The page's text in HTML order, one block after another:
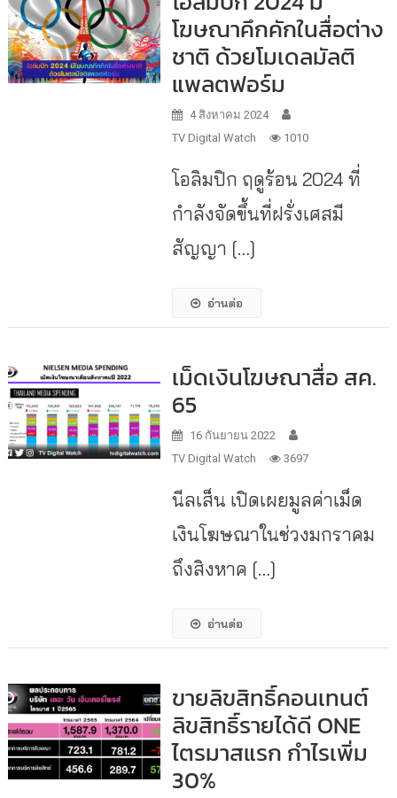
โฆษณาคึกคักในสื่อต่าง
ชาติ ด้วยโมเดลมัลติ
แพลตฟอร์ม
4 สิงหาคม 2024
TV Digital Watch
1010
โอลิมปิก ฤดูร้อน 2024 ที่
กำลังจัดขึ้นที่ฝรั่งเศสมี
สัญญา […]
อ่านต่อ
เม็ดเงินโฆษณาสื่อ สค.
65
16 กันยายน 2022
TV Digital Watch
3697
นีลเส็น เปิดเผยมูลค่าเม็ด
เงินโฆษณาในช่วงมกราคม
ถึงสิงหาค […]
อ่านต่อ
ขายลิขสิทธิ์คอนเทนต์
ลิขสิทธิ์รายได้ดี ONE
ไตรมาสแรก กำไรเพิ่ม
30%